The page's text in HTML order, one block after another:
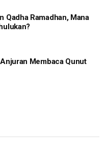
Qadha Ramadhan, Mana
Membaca Qunut